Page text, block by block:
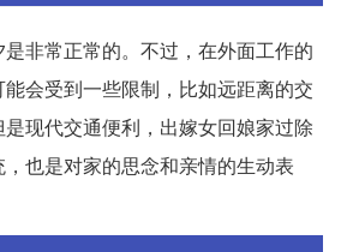
非常正常的。不过，在外面工作的
会受到一些限制，比如远距离的交
现代交通便利，出嫁女回娘家过除
也是对家的思念和亲情的生动表